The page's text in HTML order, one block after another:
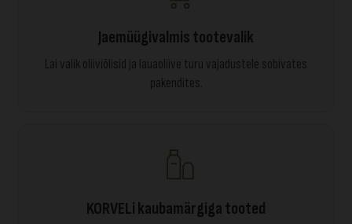
Jaemüügivalmis tootevalik
Lai valik oliiviõlisid ja lauaoliive turu vajadustele sobivates
pakendites.
KORVELi kaubamärgiga tooted